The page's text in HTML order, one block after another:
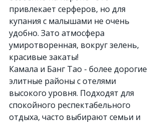
привлекает серферов, но для
купания с малышами не очень
удобно. Зато атмосфера
умиротворенная, вокруг зелень,
красивые закаты!
Камала и Банг Тао - более дорогие
элитные районы с отелями
высокого уровня. Подходят для
спокойного респектабельного
отдыха, часто выбирают семьи и